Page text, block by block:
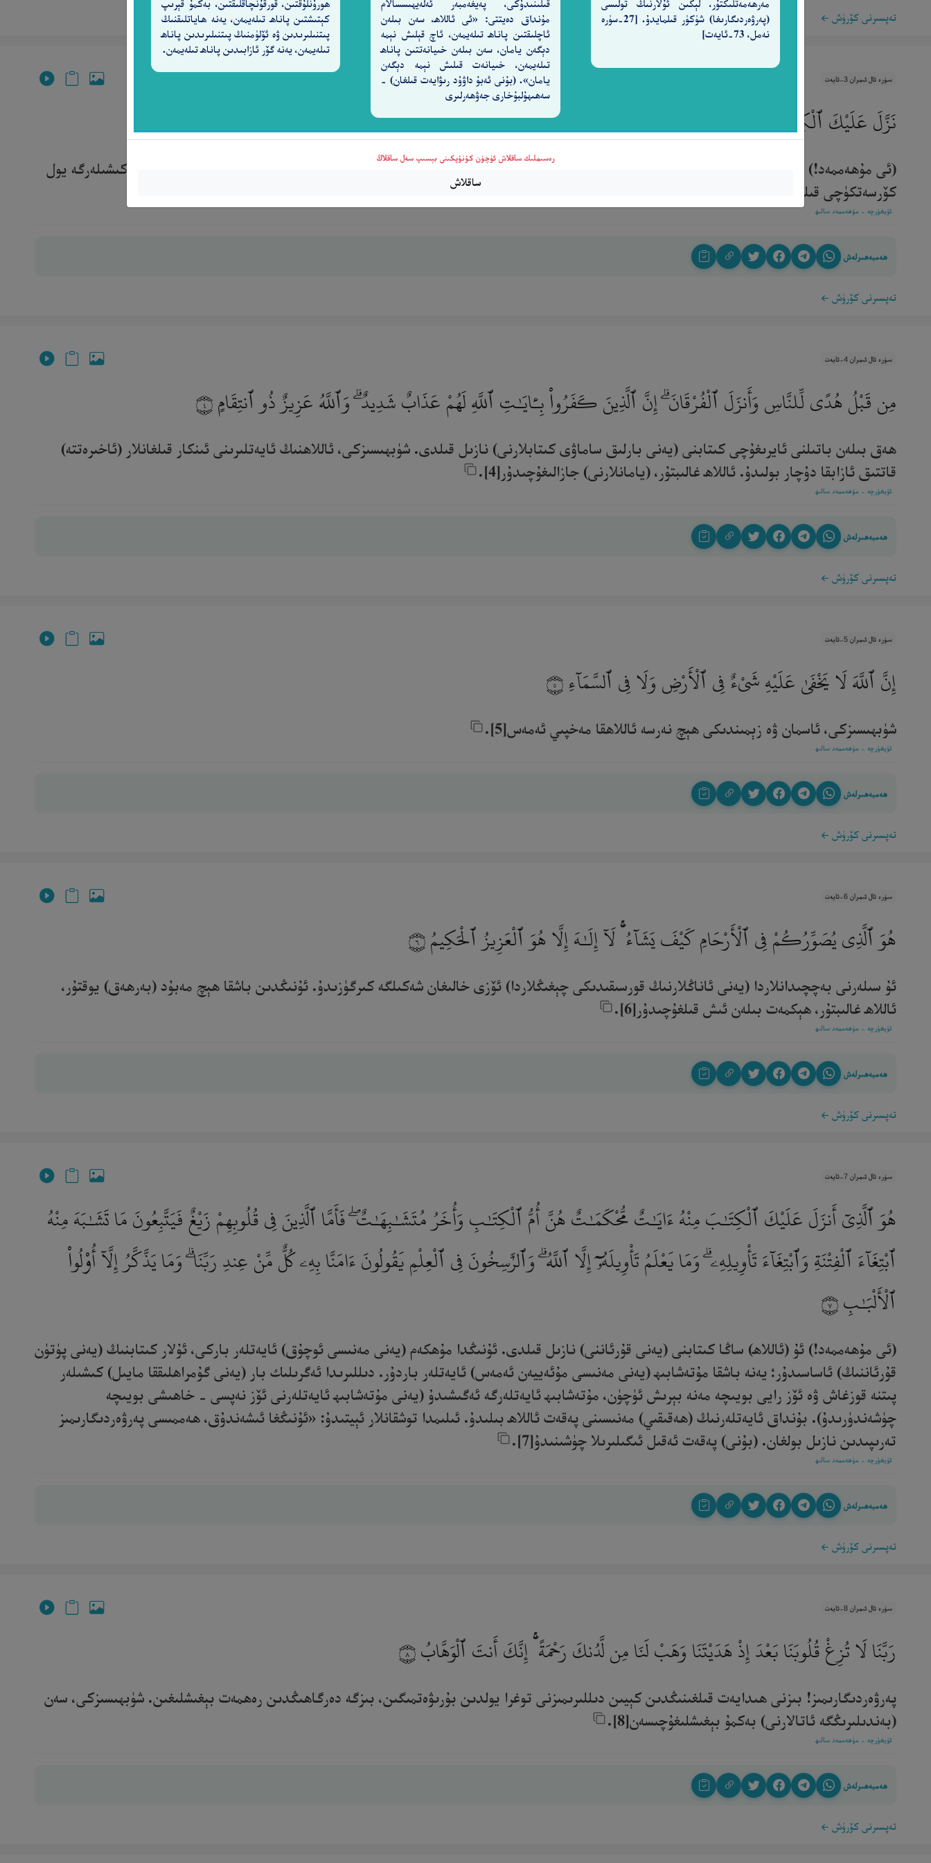
مەرھەمەتلىكتۇر، لېكىن ئۇلارنىڭ تولىسى
(پەرۋەردىگارىغا) شۈكۈر قىلمايدۇ. [27-سۈرە
نەمل، 73-ئايەت]
قىلىنىدۇكى، پەيغەمبەر ئەلەيھىسسالام
مۇنداق دەيتتى: «ئى ئاللاھ، سەن بىلەن
ئاچلىقتىن پاناھ تىلەيمەن، ئاچ قېلىش نېمە
دېگەن يامان، سەن بىلەن خىيانەتتىن پاناھ
تىلەيمەن، خىيانەت قىلىش نېمە دېگەن
يامان». (بۇنى ئەبۇ داۋۇد رىۋايەت قىلغان) -
سەھىھۇلبۇخارى جەۋھەرلىرى
ھورۇنلۇقتىن، قورقۇنچاقلىقتىن، بەكمۇ قېرىپ
كېتىشتىن پاناھ تىلەيمەن، يەنە ھاياتلىقنىڭ
پىتنىلىرىدىن ۋە ئۆلۈمنىڭ پىتنىلىرىدىن پاناھ
تىلەيمەن، يەنە گۆر ئازابىدىن پاناھ تىلەيمەن.
رەسىملىك ساقلاش ئۈچۈن كۇنۇپكىنى بېسىپ سەل ساقلاڭ
ساقلاش
تەپسىرنى كۆرۈش
سۈرە ئال ئىمران 3-ئايەت
نَزَّلَ عَلَيْكَ ٱلْكِتَـٰبَ بِٱلْحَقِّ مُصَدِّقًا لِّمَا بَيْنَ يَدَيْهِ وَأَنزَلَ ٱلتَّوْرَىٰةَ وَٱلْإِنجِيلَ
(ئى مۇھەممەد!) (ئاللاھ) ساڭا ئۆزىدىن ئىلگىرىكى كىتابلارنى تەستىق قىلغۇچى كىتابنى (يەنى قۇرئاننى) ھەق بىلەن نازىل قىلدى. ئىلگىرى، كىشىلەرگە يول
كۆرسەتكۈچى قىلىپ تەۋرات بىلەن ئىنجىلنى نازىل قىلغان ئىدى[3].‎
ئۇيغۇرچە - مۇھەممەد سالىھ
ھەمبەھىرلەش
تەپسىرنى كۆرۈش
سۈرە ئال ئىمران 4-ئايەت
مِن قَبْلُ هُدًى لِّلنَّاسِ وَأَنزَلَ ٱلْفُرْقَانَ ۗ إِنَّ ٱلَّذِينَ كَفَرُوا۟ بِـَٔايَـٰتِ ٱللَّهِ لَهُمْ عَذَابٌ شَدِيدٌ ۗ وَٱللَّهُ عَزِيزٌ ذُو ٱنتِقَامٍ ٤
ھەق بىلەن باتىلنى ئايرىغۇچى كىتابنى (يەنى بارلىق ساماۋى كىتابلارنى) نازىل قىلدى. شۈبھىسىزكى، ئاللاھنىڭ ئايەتلىرىنى ئىنكار قىلغانلار (ئاخىرەتتە)
قاتتىق ئازابقا دۇچار بولىدۇ. ئاللاھ غالىبتۇر، (يامانلارنى) جازالىغۇچىدۇر[4].‎
ئۇيغۇرچە - مۇھەممەد سالىھ
ھەمبەھىرلەش
تەپسىرنى كۆرۈش
سۈرە ئال ئىمران 5-ئايەت
إِنَّ ٱللَّهَ لَا يَخْفَىٰ عَلَيْهِ شَىْءٌ فِى ٱلْأَرْضِ وَلَا فِى ٱلسَّمَآءِ ٥
شۈبھىسىزكى، ئاسمان ۋە زېمىندىكى ھېچ نەرسە ئاللاھقا مەخپىي ئەمەس[5].‎
ئۇيغۇرچە - مۇھەممەد سالىھ
ھەمبەھىرلەش
تەپسىرنى كۆرۈش
سۈرە ئال ئىمران 6-ئايەت
هُوَ ٱلَّذِى يُصَوِّرُكُمْ فِى ٱلْأَرْحَامِ كَيْفَ يَشَآءُ ۚ لَآ إِلَـٰهَ إِلَّا هُوَ ٱلْعَزِيزُ ٱلْحَكِيمُ ٦
ئۇ سىلەرنى بەچچىدانلاردا (يەنى ئاناڭلارنىڭ قورسىقىدىكى چېغىڭلاردا) ئۆزى خالىغان شەكىلگە كىرگۈزىدۇ. ئۇنىڭدىن باشقا ھېچ مەبۇد (بەرھەق) يوقتۇر،
ئاللاھ غالىبتۇر، ھېكمەت بىلەن ئىش قىلغۇچىدۇر[6].‎
ئۇيغۇرچە - مۇھەممەد سالىھ
ھەمبەھىرلەش
تەپسىرنى كۆرۈش
سۈرە ئال ئىمران 7-ئايەت
هُوَ ٱلَّذِىٓ أَنزَلَ عَلَيْكَ ٱلْكِتَـٰبَ مِنْهُ ءَايَـٰتٌ مُّحْكَمَـٰتٌ هُنَّ أُمُّ ٱلْكِتَـٰبِ وَأُخَرُ مُتَشَـٰبِهَـٰتٌ ۖ فَأَمَّا ٱلَّذِينَ فِى قُلُوبِهِمْ زَيْغٌ فَيَتَّبِعُونَ مَا تَشَـٰبَهَ مِنْهُ
ٱبْتِغَآءَ ٱلْفِتْنَةِ وَٱبْتِغَآءَ تَأْوِيلِهِۦ ۗ وَمَا يَعْلَمُ تَأْوِيلَهُۥٓ إِلَّا ٱللَّهُ ۗ وَٱلرَّٰسِخُونَ فِى ٱلْعِلْمِ يَقُولُونَ ءَامَنَّا بِهِۦ كُلٌّ مِّنْ عِندِ رَبِّنَا ۗ وَمَا يَذَّكَّرُ إِلَّآ أُو۟لُوا۟
ٱلْأَلْبَـٰبِ
٧
(ئى مۇھەممەد!) ئۇ (ئاللاھ) ساڭا كىتابنى (يەنى قۇرئاننى) نازىل قىلدى. ئۇنىڭدا مۇھكەم (يەنى مەنىسى ئوچۇق) ئايەتلەر باركى، ئۇلار كىتابنىڭ (يەنى پۈتۈن
قۇرئاننىڭ) ئاساسىدۇر؛ يەنە باشقا مۇتەشابىھ (يەنى مەنىسى مۇئەييەن ئەمەس) ئايەتلەر باردۇر. دىللىرىدا ئەگرىلىك بار (يەنى گۇمراھلىققا مايىل) كىشىلەر
پىتنە قوزغاش ۋە ئۆز رايى بويىچە مەنە بېرىش ئۈچۈن، مۇتەشابىھ ئايەتلەرگە ئەگىشىدۇ (يەنى مۇتەشابىھ ئايەتلەرنى ئۆز نەپسى - خاھىشى بويىچە
چۈشەندۈرىدۇ). بۇنداق ئايەتلەرنىڭ (ھەقىقىي) مەنىسىنى پەقەت ئاللاھ بىلىدۇ. ئىلىمدا توشقانلار ئېيتىدۇ: «ئۇنىڭغا ئىشەندۇق، ھەممىسى پەرۋەردىگارىمىز
تەرىپىدىن نازىل بولغان. (بۇنى) پەقەت ئەقىل ئىگىلىرىلا چۈشىنىدۇ[7].‎
ئۇيغۇرچە - مۇھەممەد سالىھ
ھەمبەھىرلەش
تەپسىرنى كۆرۈش
سۈرە ئال ئىمران 8-ئايەت
رَبَّنَا لَا تُزِغْ قُلُوبَنَا بَعْدَ إِذْ هَدَيْتَنَا وَهَبْ لَنَا مِن لَّدُنكَ رَحْمَةً ۚ إِنَّكَ أَنتَ ٱلْوَهَّابُ ٨
پەرۋەردىگارىمىز! بىزنى ھىدايەت قىلغىنىڭدىن كېيىن دىللىرىمىزنى توغرا يولدىن بۇرىۋەتمىگىن، بىزگە دەرگاھىڭدىن رەھمەت بېغىشلىغىن. شۈبھىسىزكى، سەن
(بەندىلىرىڭگە ئاتالارنى) بەكمۇ بېغىشلىغۇچىسەن[8].‎
ئۇيغۇرچە - مۇھەممەد سالىھ
ھەمبەھىرلەش
تەپسىرنى كۆرۈش